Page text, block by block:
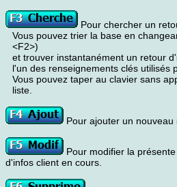
Pour chercher un
Vous pouvez trier la base en
<F2>)
et trouver instantanément un retour
l'un des renseignements clés utilisés
Vous pouvez taper au clavier sans
liste.
Pour ajouter un nouveau
Pour modifier la
d'infos client en cours.